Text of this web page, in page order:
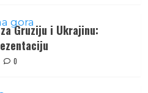
Gruziju i Ukrajinu:
0